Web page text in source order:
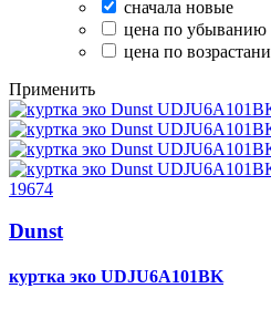
сначала новые
цена по убыванию
цена по
Применить
19674
Dunst
куртка эко UDJU6A101BK